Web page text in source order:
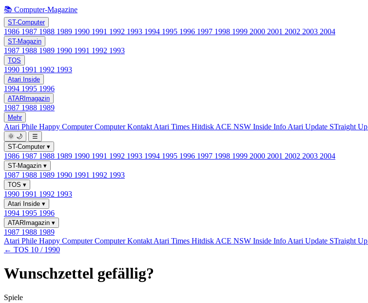
📚 Computer-Magazine
ST-Computer
1986 1987 1988 1989 1990 1991 1992 1993 1994 1995 1996 1997 1998 1999 2000 2001 2002 2003 2004
ST-Magazin
1987 1988 1989 1990 1991 1992 1993
TOS
1990 1991 1992 1993
Atari Inside
1994 1995 1996
ATARImagazin
1987 1988 1989
Mehr
Atari Phile Happy ComputerComputer Kontakt Atari Times Hitdisk ACE NSW Inside Info Atari Update STraight Up
🌞 🌙
☰
ST-Computer ▾
1986 1987 1988 1989 1990 1991 1992 1993 1994 1995 1996 1997 1998 1999 2000 2001 2002 2003 2004
ST-Magazin ▾
1987 1988 1989 1990 1991 1992 1993
TOS ▾
1990 1991 1992 1993
Atari Inside ▾
1994 1995 1996
ATARImagazin ▾
1987 1988 1989
Atari Phile Happy ComputerComputer Kontakt Atari Times Hitdisk ACE NSW Inside Info Atari Update STraight Up
← TOS 10 / 1990
Wunschzettel gefällig?
Spiele